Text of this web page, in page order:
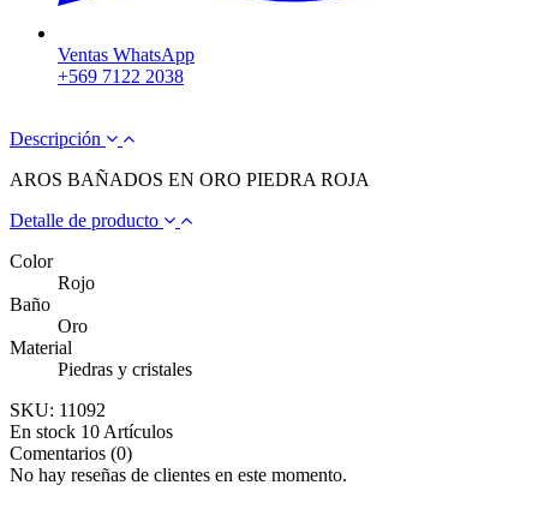
Ventas WhatsApp
+569 7122 2038
Descripción
AROS BAÑADOS EN ORO PIEDRA ROJA
Detalle de producto
Color
Rojo
Baño
Oro
Material
Piedras y cristales
SKU: 11092
En stock 10 Artículos
Comentarios (0)
No hay reseñas de clientes en este momento.